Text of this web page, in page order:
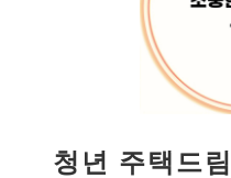
청년 주택드